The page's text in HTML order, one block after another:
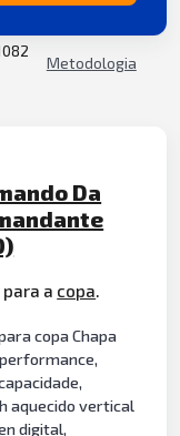
Metodologia
Da
a copa.
copa Chapa
aquecido vertical
digital,